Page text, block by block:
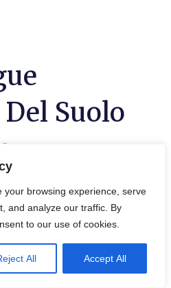
your browsing experience, serve
and analyze our traffic. By
to our use of cookies.
All Accept All
Suolo
questo è utile
e
viene eseguita da
o un tecnico